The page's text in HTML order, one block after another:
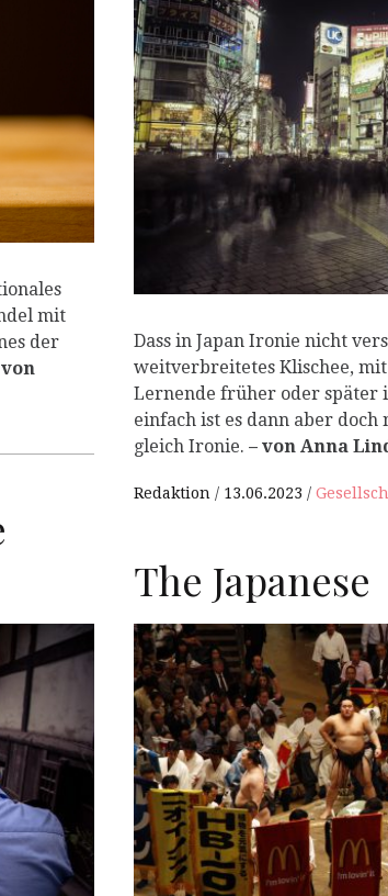
mit
der
von
Dass in Japan Ironie nicht
weitverbreitetes Klischee,
Lernende früher oder später
einfach ist es dann aber
gleich Ironie. – von Anna
Redaktion 13.06.2023
The Japanese